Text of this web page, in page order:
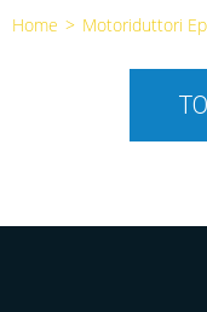
Home > Motoriduttori